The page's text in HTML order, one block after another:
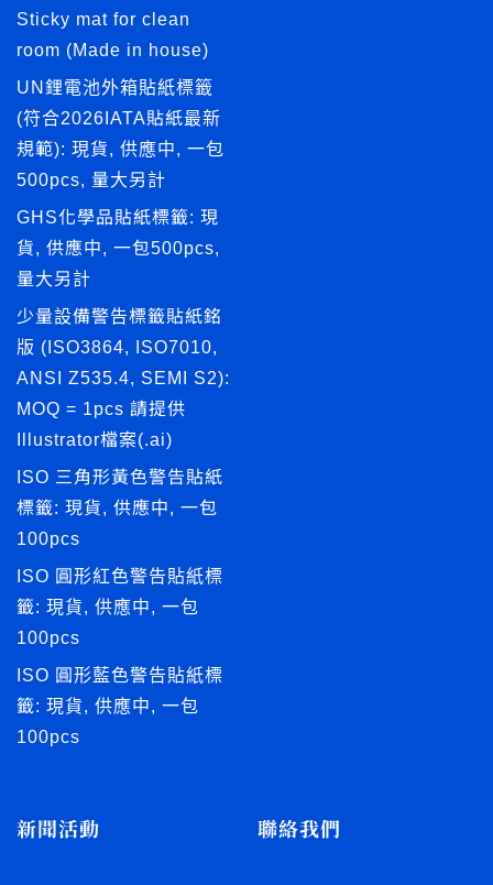
Sticky mat for clean
room (Made in house)
UN鋰電池外箱貼紙標籤
(符合2026IATA貼紙最新
規範): 現貨, 供應中, 一包
500pcs, 量大另計
GHS化學品貼紙標籤: 現
貨, 供應中, 一包500pcs,
量大另計
少量設備警告標籤貼紙銘
版 (ISO3864, ISO7010,
ANSI Z535.4, SEMI S2):
MOQ = 1pcs 請提供
Illustrator檔案(.ai)
ISO 三角形黃色警告貼紙
標籤: 現貨, 供應中, 一包
100pcs
ISO 圓形紅色警告貼紙標
籤: 現貨, 供應中, 一包
100pcs
ISO 圓形藍色警告貼紙標
籤: 現貨, 供應中, 一包
100pcs
新聞活動 聯絡我們